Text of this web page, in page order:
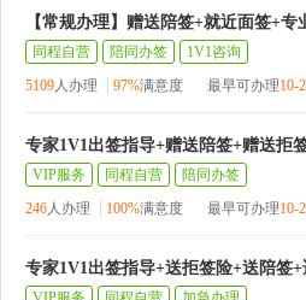
【常规办理】赠送陪签+就近面签+
同程自营
陪同办签
1V1咨询
5109人办理 97%满意度 最早可办理10-
专家1V1出签指导+赠送陪签+赠送拒
VIP服务
同程自营
陪同办签
246人办理 100%满意度 最早可办理10-
专家1V1出签指导+送拒签险+送陪签